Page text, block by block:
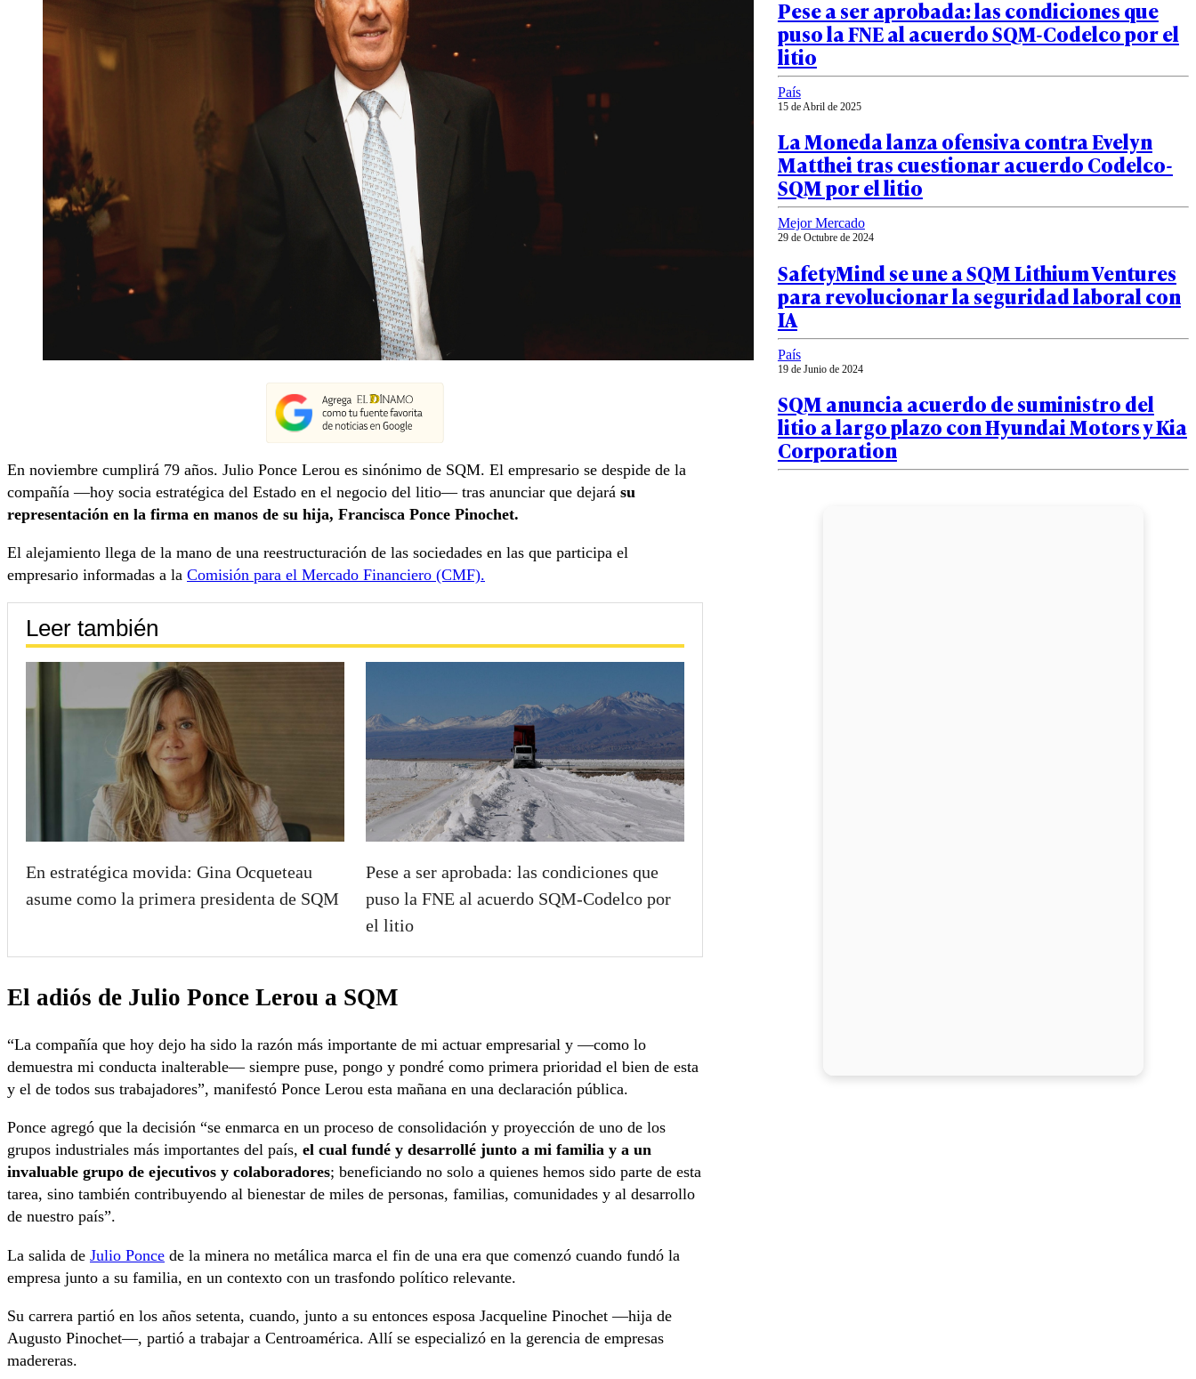
En noviembre cumplirá 79 años. Julio Ponce Lerou es sinónimo de SQM. El empresario se despide de la
compañía —hoy socia estratégica del Estado en el negocio del litio— tras anunciar que dejará su
representación en la firma en manos de su hija, Francisca Ponce Pinochet.
El alejamiento llega de la mano de una reestructuración de las sociedades en las que participa el
empresario informadas a la Comisión para el Mercado Financiero (CMF).
Leer también
En estratégica movida: Gina Ocqueteau
asume como la primera presidenta de SQM
Pese a ser aprobada: las condiciones que
puso la FNE al acuerdo SQM-Codelco por
el litio
El adiós de Julio Ponce Lerou a SQM
“La compañía que hoy dejo ha sido la razón más importante de mi actuar empresarial y —como lo
demuestra mi conducta inalterable— siempre puse, pongo y pondré como primera prioridad el bien de esta
y el de todos sus trabajadores”, manifestó Ponce Lerou esta mañana en una declaración pública.
Ponce agregó que la decisión “se enmarca en un proceso de consolidación y proyección de uno de los
grupos industriales más importantes del país, el cual fundé y desarrollé junto a mi familia y a un
invaluable grupo de ejecutivos y colaboradores; beneficiando no solo a quienes hemos sido parte de esta
tarea, sino también contribuyendo al bienestar de miles de personas, familias, comunidades y al desarrollo
de nuestro país”.
La salida de Julio Ponce de la minera no metálica marca el fin de una era que comenzó cuando fundó la
empresa junto a su familia, en un contexto con un trasfondo político relevante.
Su carrera partió en los años setenta, cuando, junto a su entonces esposa Jacqueline Pinochet —hija de
Augusto Pinochet—, partió a trabajar a Centroamérica. Allí se especializó en la gerencia de empresas
madereras.
Pese a ser aprobada: las condiciones que
puso la FNE al acuerdo SQM-Codelco por el
litio
País
15 de Abril de 2025
La Moneda lanza ofensiva contra Evelyn
Matthei tras cuestionar acuerdo Codelco-
SQM por el litio
Mejor Mercado
29 de Octubre de 2024
SafetyMind se une a SQM Lithium Ventures
para revolucionar la seguridad laboral con
IA
País
19 de Junio de 2024
SQM anuncia acuerdo de suministro del
litio a largo plazo con Hyundai Motors y Kia
Corporation